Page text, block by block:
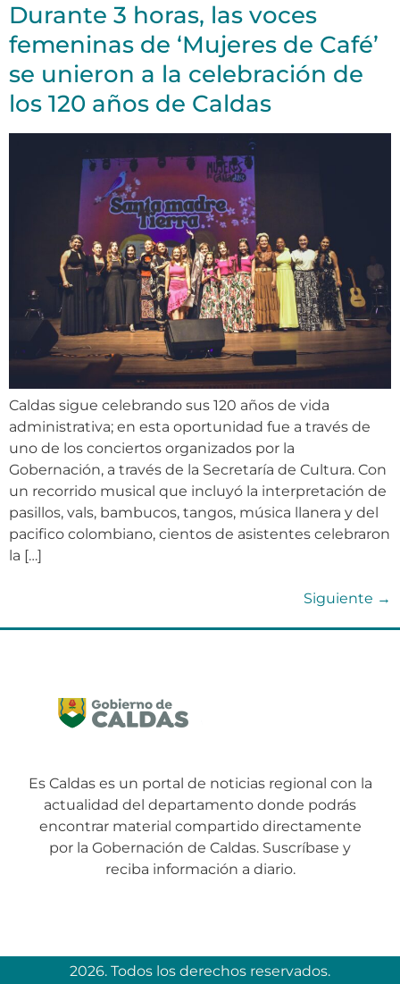
Durante 3 horas, las voces
femeninas de ‘Mujeres de Café’
se unieron a la celebración de
los 120 años de Caldas
Caldas sigue celebrando sus 120 años de vida
administrativa; en esta oportunidad fue a través de
uno de los conciertos organizados por la
Gobernación, a través de la Secretaría de Cultura. Con
un recorrido musical que incluyó la interpretación de
pasillos, vals, bambucos, tangos, música llanera y del
pacifico colombiano, cientos de asistentes celebraron
la […]
Siguiente →
Es Caldas es un portal de noticias regional con la
actualidad del departamento donde podrás
encontrar material compartido directamente
por la Gobernación de Caldas. Suscríbase y
reciba información a diario.
2026. Todos los derechos reservados.